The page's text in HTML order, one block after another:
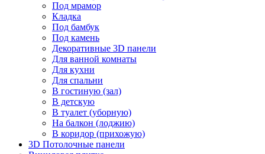
Под мрамор
Кладка
Под бамбук
Под камень
Декоративные 3D панели
Для ванной комнаты
Для кухни
Для спальни
В гостиную (зал)
В детскую
В туалет (уборную)
На балкон (лоджию)
В коридор (прихожую)
3D Потолочные панели